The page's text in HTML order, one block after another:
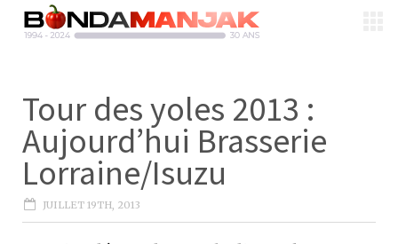
Tour des yoles 2013 :
Aujourd’hui Brasserie
Lorraine/Isuzu
JUILLET 19TH, 2013